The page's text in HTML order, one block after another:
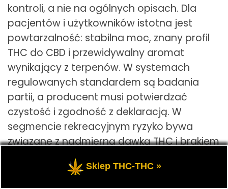
kontroli, a nie na ogólnych opisach. Dla
pacjentów i użytkowników istotna jest
powtarzalność: stabilna moc, znany profil
THC do CBD i przewidywalny aromat
wynikający z terpenów. W systemach
regulowanych standardem są badania
partii, a producent musi potwierdzać
czystość i zgodność z deklaracją. W
segmencie rekreacyjnym ryzyko bywa
związane z nadmierną dawką THC i brakiem
świadomości, dlatego edukacja i
odpowiedzialność są kluczowe.
Sklep THC-THC »